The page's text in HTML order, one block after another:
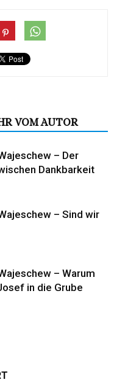
VOM AUTOR
– Der
Dankbarkeit
– Sind wir
– Warum
in die Grube